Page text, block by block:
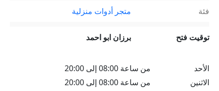
فئة متجر أدوات منزلية
توقيت فتح برزان ابو احمد
الأحد
من ساعة 08:00 إلى 20:00
الاثنين
من ساعة 08:00 إلى 20:00